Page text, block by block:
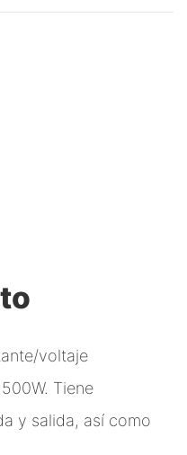
voltaje
Tiene
y salida, así como